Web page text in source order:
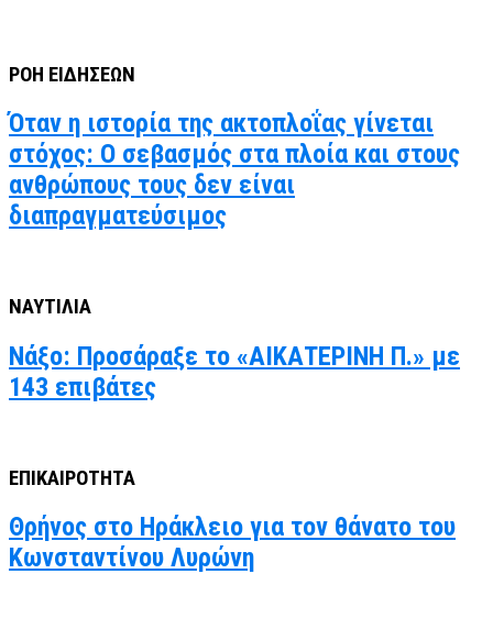
ΡΟΗ ΕΙΔΗΣΕΩΝ
Όταν η ιστορία της ακτοπλοΐας γίνεται
στόχος: Ο σεβασμός στα πλοία και στους
ανθρώπους τους δεν είναι
διαπραγματεύσιμος
ΝΑΥΤΙΛΙΑ
Νάξο: Προσάραξε το «ΑΙΚΑΤΕΡΙΝΗ Π.» με
143 επιβάτες
ΕΠΙΚΑΙΡΟΤΗΤΑ
Θρήνος στο Ηράκλειο για τον θάνατο του
Κωνσταντίνου Λυρώνη